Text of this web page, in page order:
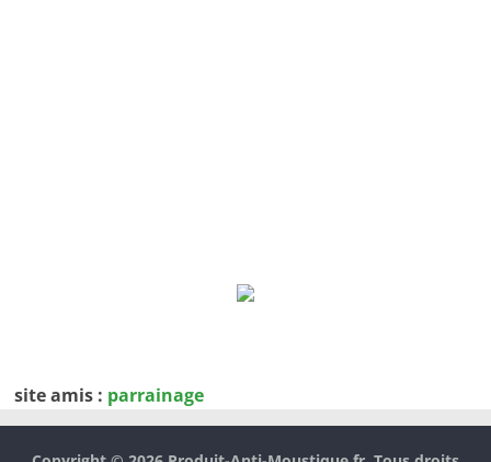
site amis : parrainage